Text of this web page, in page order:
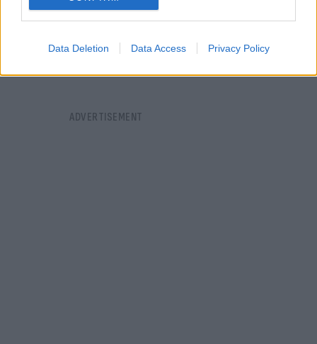
Data Deletion Data Access Privacy Policy